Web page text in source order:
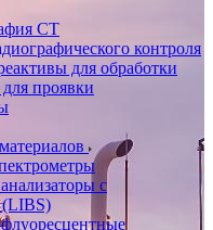
CT
контроля
для обработки
проявки
с
(LIBS)